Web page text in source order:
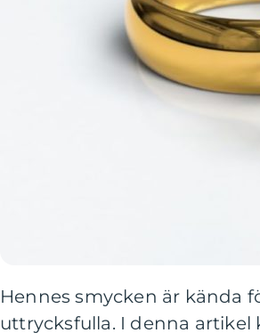
Hennes smycken är kända
uttrycksfulla. I denna